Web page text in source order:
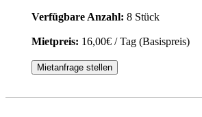
Verfügbare Anzahl: 8 Stück
Mietpreis: 16,00€ / Tag (Basispreis)
Mietanfrage stellen